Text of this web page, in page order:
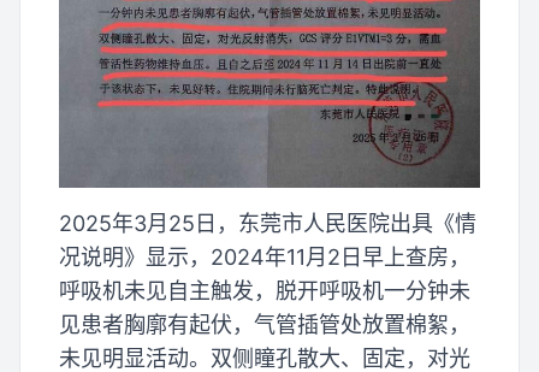
2025年3月25日，东莞市人民医院出具《情
况说明》显示，2024年11月2日早上查房，
呼吸机未见自主触发，脱开呼吸机一分钟未
见患者胸廓有起伏，气管插管处放置棉絮，
未见明显活动。双侧瞳孔散大、固定，对光